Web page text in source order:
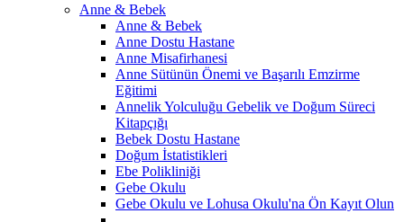
Anne & Bebek
Anne & Bebek
Anne Dostu Hastane
Anne Misafirhanesi
Anne Sütünün Önemi ve Başarılı Emzirme
Eğitimi
Annelik Yolculuğu Gebelik ve Doğum Süreci
Kitapçığı
Bebek Dostu Hastane
Doğum İstatistikleri
Ebe Polikliniği
Gebe Okulu
Gebe Okulu ve Lohusa Okulu'na Ön Kayıt Olun